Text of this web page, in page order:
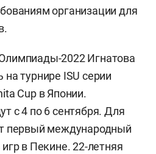
организации для
2022 Игнатова
на турнире ISU серии
Cup в Японии.
с 4 по 6 сентября. Для
первый международный
в Пекине. 22-летняя